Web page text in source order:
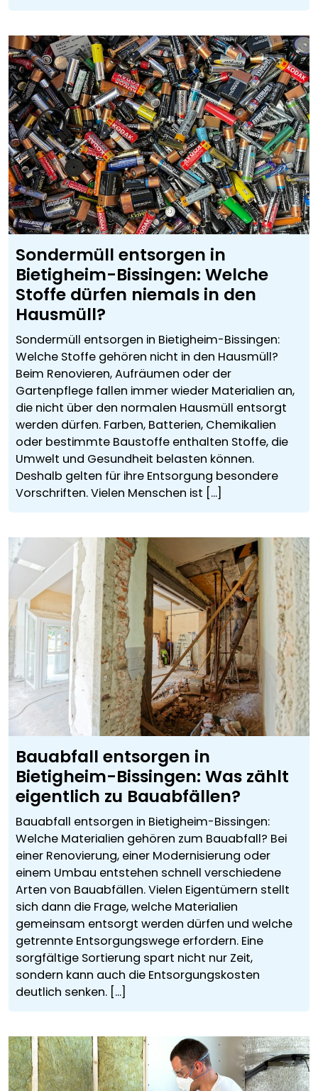
Sondermüll entsorgen in
Bietigheim-Bissingen: Welche
Stoffe dürfen niemals in den
Hausmüll?
Sondermüll entsorgen in Bietigheim-Bissingen:
Welche Stoffe gehören nicht in den Hausmüll?
Beim Renovieren, Aufräumen oder der
Gartenpflege fallen immer wieder Materialien an,
die nicht über den normalen Hausmüll entsorgt
werden dürfen. Farben, Batterien, Chemikalien
oder bestimmte Baustoffe enthalten Stoffe, die
Umwelt und Gesundheit belasten können.
Deshalb gelten für ihre Entsorgung besondere
Vorschriften. Vielen Menschen ist [...]
Bauabfall entsorgen in
Bietigheim-Bissingen: Was zählt
eigentlich zu Bauabfällen?
Bauabfall entsorgen in Bietigheim-Bissingen:
Welche Materialien gehören zum Bauabfall? Bei
einer Renovierung, einer Modernisierung oder
einem Umbau entstehen schnell verschiedene
Arten von Bauabfällen. Vielen Eigentümern stellt
sich dann die Frage, welche Materialien
gemeinsam entsorgt werden dürfen und welche
getrennte Entsorgungswege erfordern. Eine
sorgfältige Sortierung spart nicht nur Zeit,
sondern kann auch die Entsorgungskosten
deutlich senken. [...]